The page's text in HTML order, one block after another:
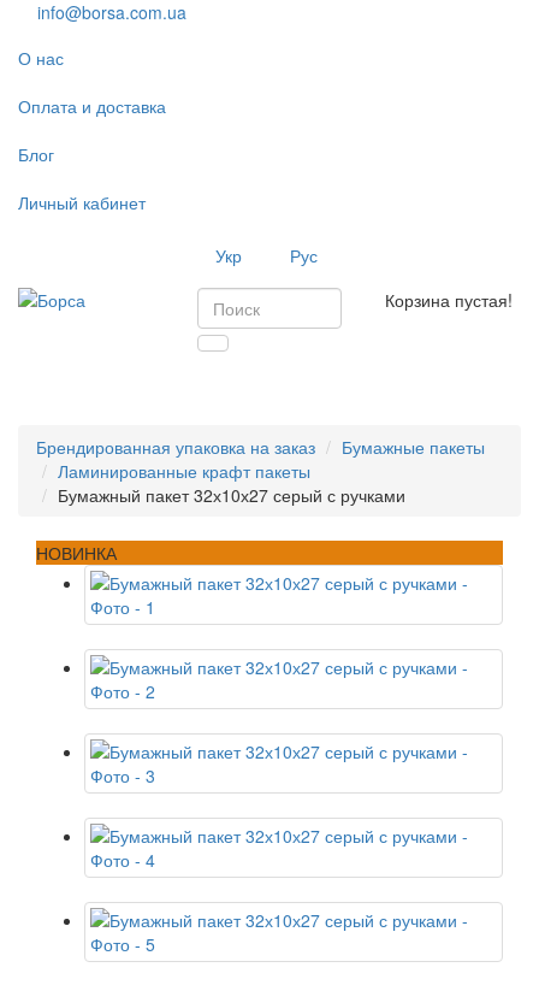
info@borsa.com.ua
О нас
Оплата и доставка
Блог
Личный кабинет
Укр
Рус
Корзина пустая!
Брендированная упаковка на заказ
Бумажные пакеты
Ламинированные крафт пакеты
Бумажный пакет 32х10х27 серый с ручками
НОВИНКА